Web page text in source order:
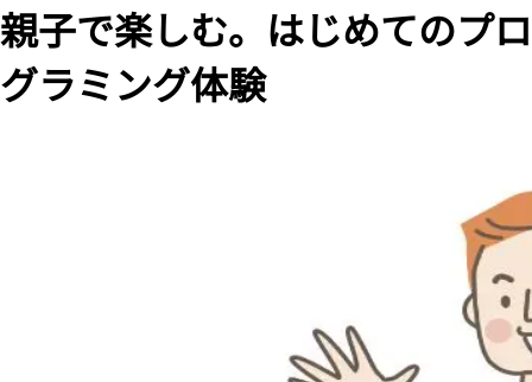
親子で楽しむ。はじめてのプロ
グラミング体験